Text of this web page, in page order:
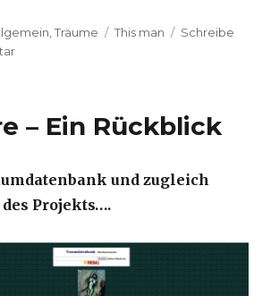
,Träume Schlagwörter
This man
Schreibe
zu
– Ein Rückblick
und zugleich
Projekts….